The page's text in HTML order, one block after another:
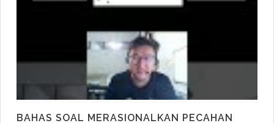
BAHAS SOAL MERASIONALKAN PECAHAN